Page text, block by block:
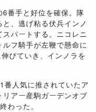
番手と好位を確保。隊
、逃げ粘る伏兵インノ
パートする。ニコレニ
フ騎手が左鞭で懸命に
びていき、インノラを
人気に推されていたア
アー産駒ガーデンオブ
わった。